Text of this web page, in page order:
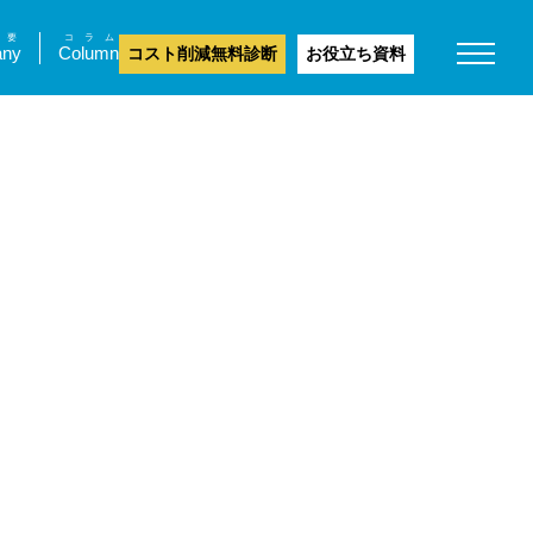
Column
コラム
コスト削減無料診断 お役立ち資料